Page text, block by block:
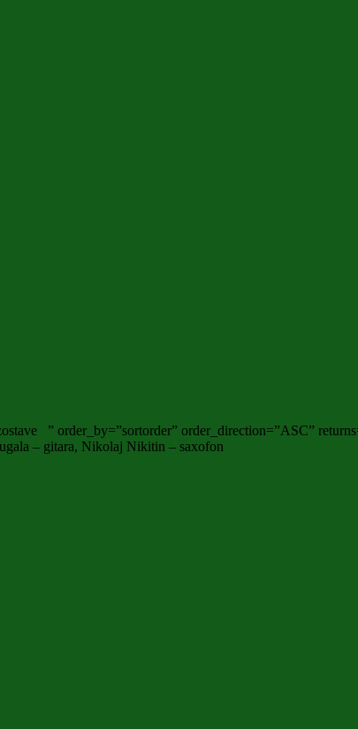
” order_by=”sortorder” order_direction=”ASC”
– gitara, Nikolaj Nikitin – saxofon